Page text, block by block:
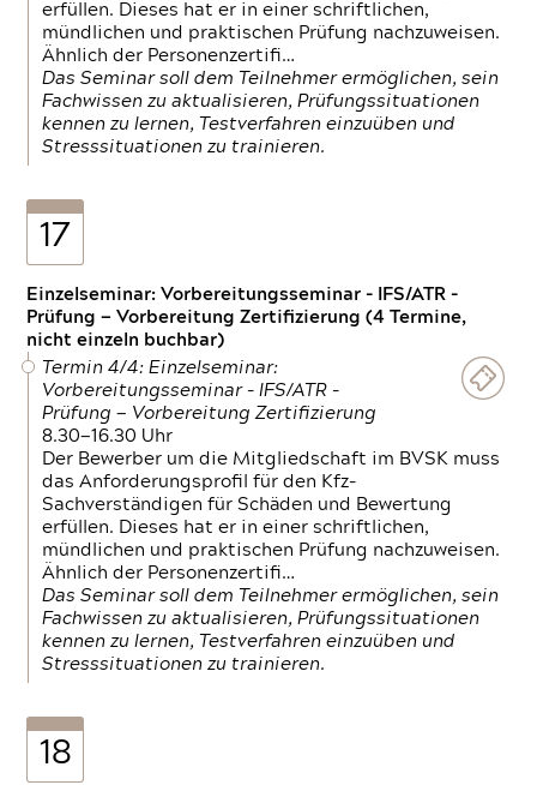
erfüllen. Dieses hat er in einer schriftlichen,
mündlichen und praktischen Prüfung nachzuweisen.
Ähnlich der Personenzertifi…
Das Seminar soll dem Teilnehmer ermöglichen, sein
Fachwissen zu aktualisieren, Prüfungssituationen
kennen zu lernen, Testverfahren einzuüben und
Stresssituationen zu trainieren.
17
Einzelseminar: Vorbereitungsseminar - IFS/ATR -
Prüfung — Vorbereitung Zertifizierung (4 Termine,
nicht einzeln buchbar)
Termin 4/4: Einzelseminar:
Vorbereitungsseminar - IFS/ATR -
Prüfung — Vorbereitung Zertifizierung
8.30—16.30 Uhr
Der Bewerber um die Mitgliedschaft im BVSK muss
das Anforderungsprofil für den Kfz-
Sachverständigen für Schäden und Bewertung
erfüllen. Dieses hat er in einer schriftlichen,
mündlichen und praktischen Prüfung nachzuweisen.
Ähnlich der Personenzertifi…
Das Seminar soll dem Teilnehmer ermöglichen, sein
Fachwissen zu aktualisieren, Prüfungssituationen
kennen zu lernen, Testverfahren einzuüben und
Stresssituationen zu trainieren.
18